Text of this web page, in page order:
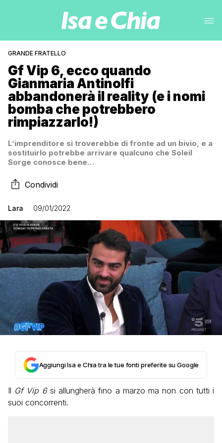
GRANDE FRATELLO
Gf Vip 6, ecco quando
Gianmaria Antinolfi
abbandonerà il reality (e i nomi
bomba che potrebbero
rimpiazzarlo!)
L’imprenditore si troverebbe di fronte ad un bivio, e a
sostituirlo potrebbe arrivare qualcuno che Soleil
Sorge conosce bene…
Condividi
Lara 09/01/2022
Aggiungi Isa e Chia tra le tue fonti preferite su Google
Il Gf Vip 6si allungherà fino a marzo ma non con tutti i
suoi concorrenti.